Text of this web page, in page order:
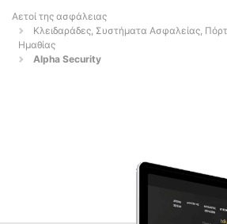
Αετοί της ασφάλειας
Κλειδαράδες, Συστήματα Ασφαλείας,
Ημαθίας
Alpha Security